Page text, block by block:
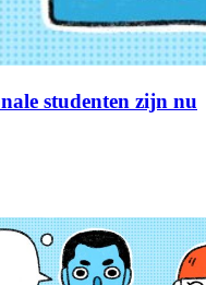
studenten zijn nu